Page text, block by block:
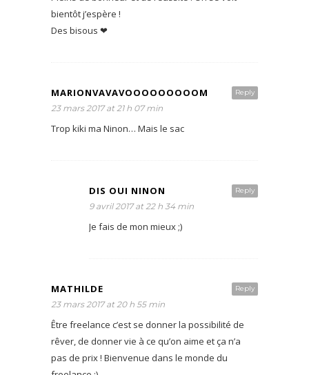
bientôt j’espère !
Des bisous ❤
Reply
MARIONVAVAVOOOOOOOOOM
23 mars 2017 at 21 h 07 min
Trop kiki ma Ninon… Mais le sac
Reply
DIS OUI NINON
9 avril 2017 at 22 h 34 min
Je fais de mon mieux ;)
Reply
MATHILDE
23 mars 2017 at 20 h 55 min
Être freelance c’est se donner la possibilité de
rêver, de donner vie à ce qu’on aime et ça n’a
pas de prix ! Bienvenue dans le monde du